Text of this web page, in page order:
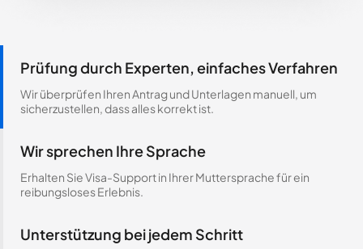
Prüfung durch Experten, einfaches Verfahren
Wir überprüfen Ihren Antrag und Unterlagen manuell, um
sicherzustellen, dass alles korrekt ist.
Wir sprechen Ihre Sprache
Erhalten Sie Visa-Support in Ihrer Muttersprache für ein
reibungsloses Erlebnis.
Unterstützung bei jedem Schritt